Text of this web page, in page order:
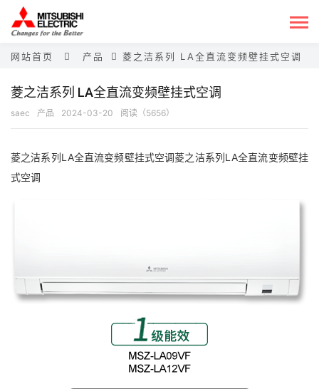
网站首页 产品 菱之洁系列 LA全直流变频壁挂式空调
菱之洁系列 LA全直流变频壁挂式空调
saec 产品 2024-03-20 阅读（5656）
菱之洁系列LA全直流变频壁挂式空调菱之洁系列LA全直流变频壁挂
式空调